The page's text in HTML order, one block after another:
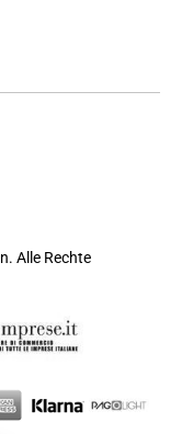
Alle Rechte